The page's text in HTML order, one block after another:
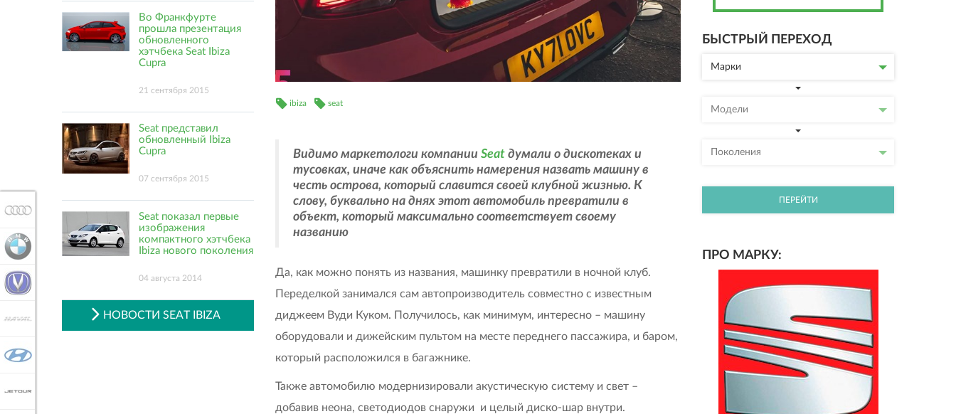
ibiza seat
Видимо маркетологи компании Seat думали о дискотеках и
тусовках, иначе как объяснить намерения назвать машину в
честь острова, который славится своей клубной жизнью. К
слову, буквально на днях этот автомобиль превратили в
объект, который максимально соответствует своему
названию
Да, как можно понять из названия, машинку превратили в ночной клуб.
Переделкой занимался сам автопроизводитель совместно с известным
диджеем Вуди Куком. Получилось, как минимум, интересно – машину
оборудовали и дижейским пультом на месте переднего пассажира, и баром,
который расположился в багажнике.
Также автомобилю модернизировали акустическую систему и свет –
добавив неона, светодиодов снаружи и целый диско-шар внутри.
Во Франкфурте
прошла презентация
обновленного
хэтчбека Seat Ibiza
Cupra
21 сентября 2015
Seat представил
обновленный Ibiza
Cupra
07 сентября 2015
Seat показал первые
изображения
компактного хэтчбека
Ibiza нового поколения
04 августа 2014
НОВОСТИ SEAT IBIZA
БЫСТРЫЙ ПЕРЕХОД
Марки
Модели
Поколения
ПЕРЕЙТИ
ПРО МАРКУ:
AUDI
BMW